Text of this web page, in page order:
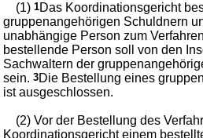
(1)1Das Koordinationsgericht
gruppenangehörigen Schuldnern
unabhängige Person zum
bestellende Person soll von den
Sachwaltern der
sein.3Die Bestellung eines
ist ausgeschlossen.
(2) Vor der Bestellung des
Koordinationsgericht einem